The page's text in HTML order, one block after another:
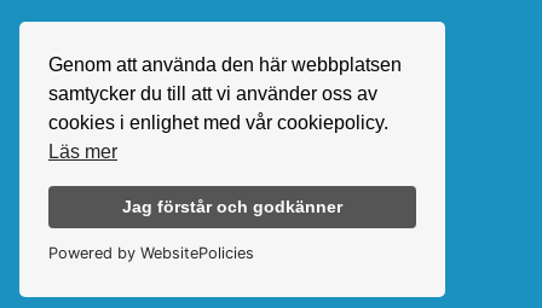
Genom att använda den här webbplatsen
samtycker du till att vi använder oss av
cookies i enlighet med vår cookiepolicy.
Läs mer
Jag förstår och godkänner
Powered by WebsitePolicies
anders@andersandersson.se